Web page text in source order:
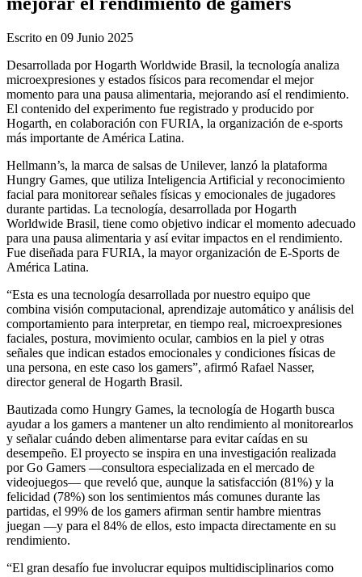
Escrito en 09 Junio 2025
Desarrollada por Hogarth Worldwide Brasil, la tecnología analiza
microexpresiones y estados físicos para recomendar el mejor
momento para una pausa alimentaria, mejorando así el rendimiento.
El contenido del experimento fue registrado y producido por
Hogarth, en colaboración con FURIA, la organización de e-sports
más importante de América Latina.
Hellmann’s, la marca de salsas de Unilever, lanzó la plataforma
Hungry Games, que utiliza Inteligencia Artificial y reconocimiento
facial para monitorear señales físicas y emocionales de jugadores
durante partidas. La tecnología, desarrollada por Hogarth
Worldwide Brasil, tiene como objetivo indicar el momento adecuado
para una pausa alimentaria y así evitar impactos en el rendimiento.
Fue diseñada para FURIA, la mayor organización de E-Sports de
América Latina.
“Esta es una tecnología desarrollada por nuestro equipo que
combina visión computacional, aprendizaje automático y análisis del
comportamiento para interpretar, en tiempo real, microexpresiones
faciales, postura, movimiento ocular, cambios en la piel y otras
señales que indican estados emocionales y condiciones físicas de
una persona, en este caso los gamers”, afirmó Rafael Nasser,
director general de Hogarth Brasil.
Bautizada como Hungry Games, la tecnología de Hogarth busca
ayudar a los gamers a mantener un alto rendimiento al monitorearlos
y señalar cuándo deben alimentarse para evitar caídas en su
desempeño. El proyecto se inspira en una investigación realizada
por Go Gamers —consultora especializada en el mercado de
videojuegos— que reveló que, aunque la satisfacción (81%) y la
felicidad (78%) son los sentimientos más comunes durante las
partidas, el 99% de los gamers afirman sentir hambre mientras
juegan —y para el 84% de ellos, esto impacta directamente en su
rendimiento.
“El gran desafío fue involucrar equipos multidisciplinarios como